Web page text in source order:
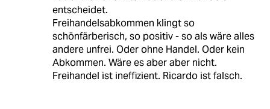
entscheidet.
Freihandelsabkommen klingt so
schönfärberisch, so positiv - so als wäre alles
andere unfrei. Oder ohne Handel. Oder kein
Abkommen. Wäre es aber aber nicht.
Freihandel ist ineffizient. Ricardo ist falsch.